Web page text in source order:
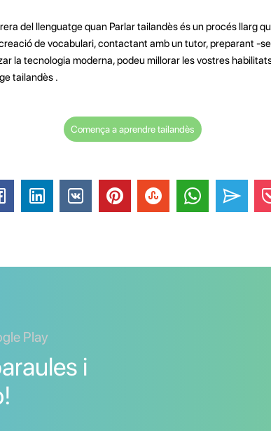
del llenguatge quan Parlar tailandès és un procés llarg
de vocabulari, contactant amb un tutor, preparant -
la tecnologia moderna, podeu millorar les vostres
tailandès .
Comença a aprendre tailandès
Play
i